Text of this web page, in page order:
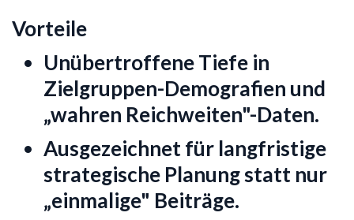
Vorteile
Unübertroffene Tiefe in
Zielgruppen-Demografien und
„wahren Reichweiten"-Daten.
Ausgezeichnet für langfristige
strategische Planung statt nur
„einmalige" Beiträge.